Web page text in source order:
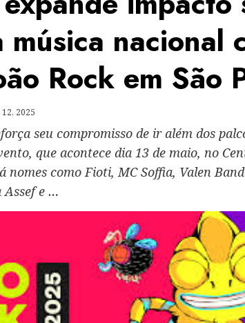
nacional
Rock em São
2025
seu compromisso de ir além dos
que acontece dia 13 de maio, no
nomes como Fioti, MC Soffia, Valen
Assef e …